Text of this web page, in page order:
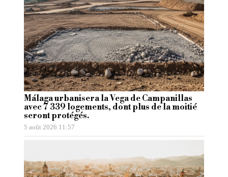
Málaga urbanisera la Vega de Campanillas
avec 7 339 logements, dont plus de la moitié
seront protégés.
5 août 2026 11:57